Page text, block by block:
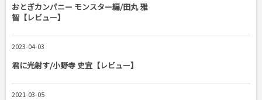
おとぎカンパニー モンスター編/田丸 雅
智【レビュー】
2023-04-03
君に光射す/小野寺 史宜【レビュー】
2021-03-05